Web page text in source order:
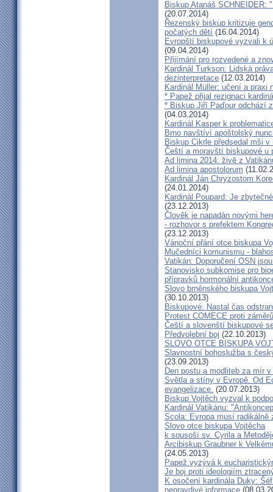
Biskup Atanáš
(20.07.2014)
Řezenský biskup kritizuje
počatých dětí (16.04.2014)
Evropští biskupové vyzvali k
(09.04.2014)
Přijímání pro rozvedené a
Kardinál Turkson: Lidská
dezinterpretace (12.03.2014)
Kardinál Müller: učení a praxi
* Papež přijal rezignaci
* Biskup Jiří Paďour odchází
(04.03.2014)
Kardinál Kasper k
Brno navštíví apoštolský
Biskup Cikrle předsedal mši
Čeští a moravští biskupové u
Ad limina 2014: živě z
Ad limina apostolorum
Kardinál Ján Chryzostom
(24.01.2014)
Kardinál Poupard: Je
(23.12.2013)
Člověk je napadán novými
- rozhovor s prefektem
(23.12.2013)
Vánoční přání otce biskupa
Mučedníci komunismu -
Vatikán: Doporučení OSN
Stanovisko subkomise pro
přípravků hormonální
Slovo brněnského biskupa
(30.10.2013)
Biskupové: Nastal čas
Protest COMECE proti
Čeští a slovenští biskupové
Předvolební boj (22.10.2013)
SLOVO OTCE BISKUPA
Slavnostní bohoslužba s
(23.09.2013)
Den postu a modliteb za mír
Světla a stíny v Evropě. Od
evangelizace. (20.07.2013)
Biskup Vojtěch vyzval k
Kardinál Vatikánu:
Scola: Evropa musí
Slovo otce biskupa Vojtěcha
k sousoší sv. Cyrila a
Arcibiskup Graubner k
(24.05.2013)
Papež vyzývá k
Je boj proti ideologiím
K osočení kardinála Duky:
nepravdivé informace